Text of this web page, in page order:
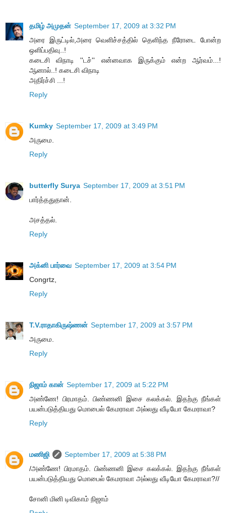
தமிழ் அமுதன் September 17, 2009 at 3:32 PM
அரை இருட்டில்,அரை வெளிச்சத்தில் தெளிந்த நீரோடை போன்ற
ஒளிப்பதிவு..!
கடைசி விநாடி ''டச்'' என்னவாக இருக்கும் என்ற ஆர்வம்...!
ஆனால்..! கடைசி விநாடி
அதிர்ச்சி ...!
Reply
Kumky September 17, 2009 at 3:49 PM
அருமை.
Reply
butterfly Surya September 17, 2009 at 3:51 PM
பார்த்ததுதான்.
அசத்தல்.
Reply
அக்னி பார்வை September 17, 2009 at 3:54 PM
Congrtz,
Reply
T.V.ராதாகிருஷ்ணன் September 17, 2009 at 3:57 PM
அருமை.
Reply
நிஜாம் கான் September 17, 2009 at 5:22 PM
அண்ணே! பிரமாதம். பிண்ணனி இசை கலக்கல். இதற்கு நீங்கள்
பயன்படுத்தியது மொபைல் கேமராவா அல்லது வீடியோ கேமராவா?
Reply
மணிஜி
September 17, 2009 at 5:38 PM
/அண்ணே! பிரமாதம். பிண்ணனி இசை கலக்கல். இதற்கு நீங்கள்
பயன்படுத்தியது மொபைல் கேமராவா அல்லது வீடியோ கேமராவா?//
சோனி மினி டிவிகாம் நிஜாம்